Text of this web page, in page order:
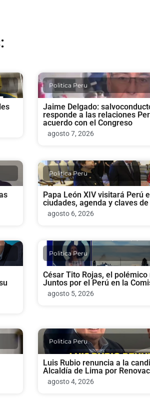
Politica Peru
Jaime Delgado:
responde a las relaciones
acuerdo con el Congreso
agosto 7, 2026
Politica Peru
Papa León XIV visitará Perú
ciudades, agenda y claves
agosto 6, 2026
Politica Peru
César Tito Rojas, el
Juntos por el Perú en la
agosto 5, 2026
Politica Peru
Luis Rubio renuncia a la
Alcaldía de Lima por
agosto 4, 2026